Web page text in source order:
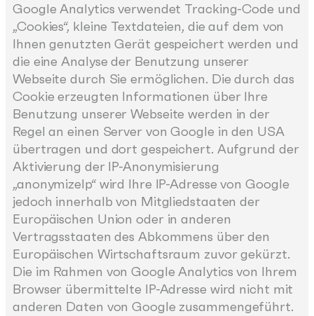
Google Analytics verwendet Tracking-Code und
„Cookies“, kleine Textdateien, die auf dem von
Ihnen genutzten Gerät gespeichert werden und
die eine Analyse der Benutzung unserer
Webseite durch Sie ermöglichen. Die durch das
Cookie erzeugten Informationen über Ihre
Benutzung unserer Webseite werden in der
Regel an einen Server von Google in den USA
übertragen und dort gespeichert. Aufgrund der
Aktivierung der IP-Anonymisierung
„anonymizeIp“ wird Ihre IP-Adresse von Google
jedoch innerhalb von Mitgliedstaaten der
Europäischen Union oder in anderen
Vertragsstaaten des Abkommens über den
Europäischen Wirtschaftsraum zuvor gekürzt.
Die im Rahmen von Google Analytics von Ihrem
Browser übermittelte IP-Adresse wird nicht mit
anderen Daten von Google zusammengeführt.